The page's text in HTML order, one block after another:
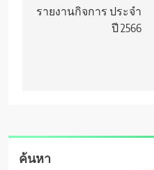
เรื่อง
รายงานกิจการ ประจำ
ปี 2566
ค้นหา